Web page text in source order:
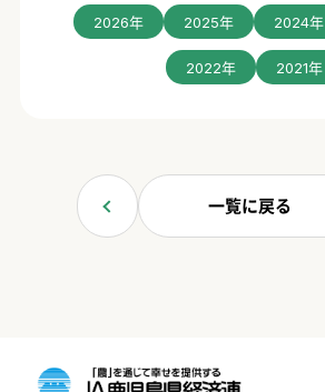
2026年 2025年 2024年
2022年 2021年
一覧に戻る